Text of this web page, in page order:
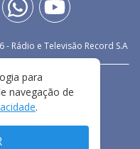
- Rádio e Televisão Record S.A
PRIVACIDADE
DE USO
para
navegação de
.